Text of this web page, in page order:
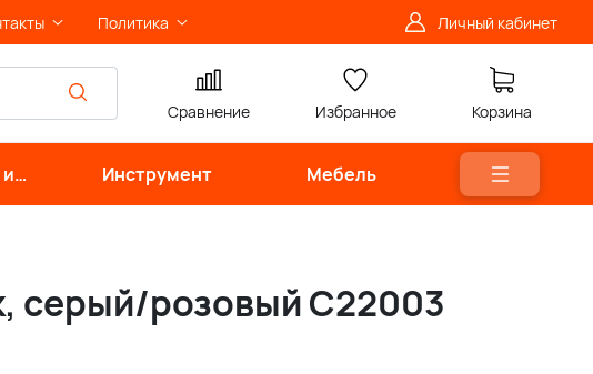
Политика Личный кабинет
Сравнение Избранное Корзина
Инструмент Мебель
серый/розовый С22003